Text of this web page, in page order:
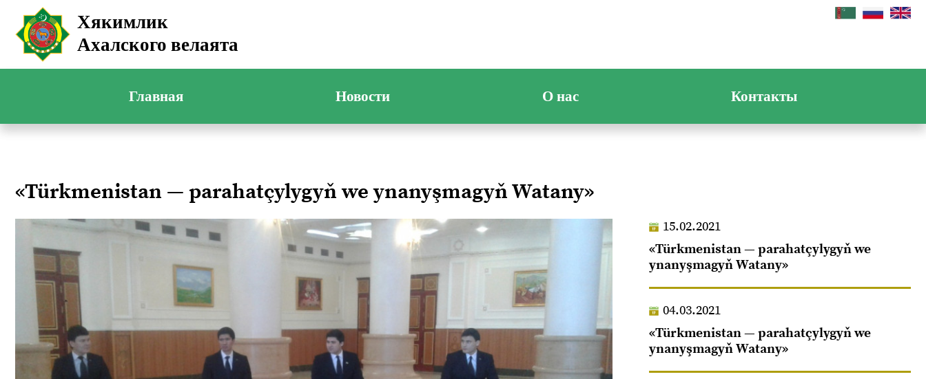
Хякимлик
Ахалского велаята
Главная Новости О нас Контакты
«Türkmenistan — parahatçylygyň we ynanyşmagyň Watany»
15.02.2021
«Türkmenistan — parahatçylygyň we
ynanyşmagyň Watany»
04.03.2021
«Türkmenistan — parahatçylygyň we
ynanyşmagyň Watany»